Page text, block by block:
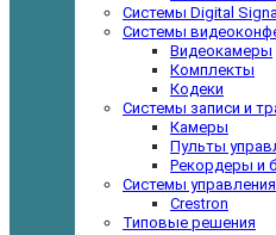
Системы Digital
Системы
Видеокамеры
Комплекты
Кодеки
Системы записи и
Камеры
Пульты
Рекордеры и
Системы управления
Crestron
Типовые решения